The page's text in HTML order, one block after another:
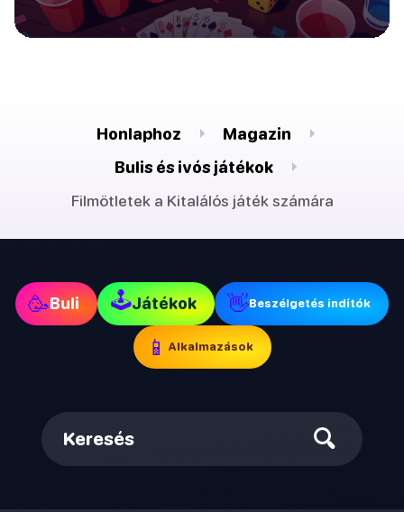
Honlaphoz
Magazin
Bulis és ivós játékok
Filmötletek a Kitalálós játék számára
🥳Buli 🕹Játékok 👋Beszélgetés indítók
📱 Alkalmazások
Keresés